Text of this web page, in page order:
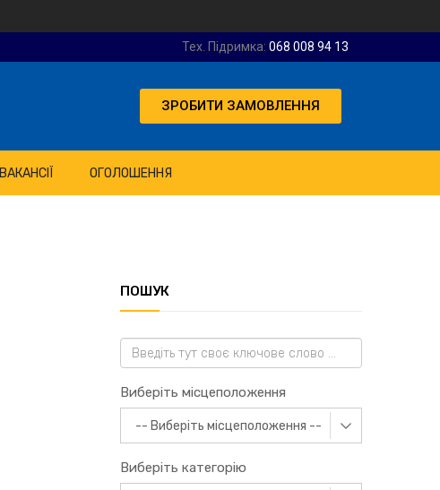
Тех. Підримка: 068 008 94 13
ЗРОБИТИ ЗАМОВЛЕННЯ
ВАКАНСІЇ ОГОЛОШЕННЯ
ПОШУК
Виберіть місцеположення
Виберіть категорію